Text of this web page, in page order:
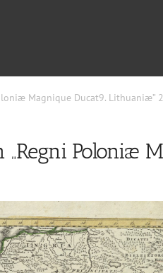
Magnique Ducat9. Lithuaniæ”
„Regni Poloniæ